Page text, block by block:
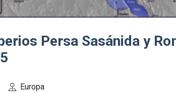
Persa Sasánida y
Europa